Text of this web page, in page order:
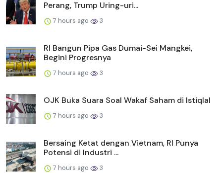
Perang, Trump Uring-uri...
7 hours ago 3
RI Bangun Pipa Gas Dumai-Sei Mangkei,
Begini Progresnya
7 hours ago 3
OJK Buka Suara Soal Wakaf Saham di Istiqlal
7 hours ago 3
Bersaing Ketat dengan Vietnam, RI Punya
Potensi di Industri ...
7 hours ago 3